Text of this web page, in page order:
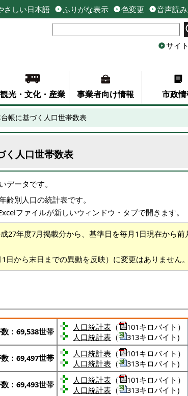
さしい日本語 ふりがな表示 色変更
音声読
サイ
観光・文化・産業 事業者向け情報 市政
帳に基づく人口世帯数表
く人口世帯数表
ータです。
齢別人口の統計表です。
ファイルが新しいウィンドウ・タブで開きます。
27年度7月掲載分から、基準日を毎月1日現在から前
から末日までの異動を反映）に変更はありません。
：69,538世帯 人口統計表 （
101キロバイト）
人口統計表 （ 313キロバイト)
：69,497世帯 人口統計表 （
101キロバイト）
人口統計表 （ 313キロバイト)
：69,493世帯 人口統計表 （
101キロバイト）
人口統計表 （ 313キロバイト)